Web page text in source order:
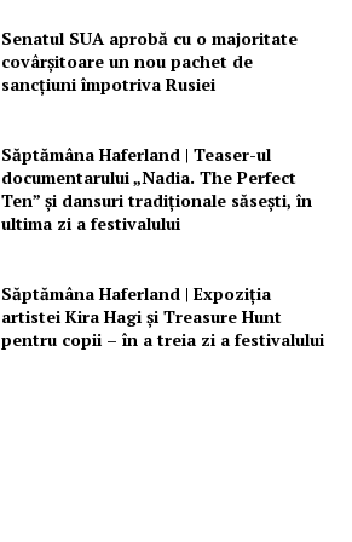
Senatul SUA aprobă cu o majoritate
covârșitoare un nou pachet de
sancțiuni împotriva Rusiei
Săptămâna Haferland | Teaser-ul
documentarului „Nadia. The Perfect
Ten” şi dansuri tradiţionale săseşti, în
ultima zi a festivalului
Săptămâna Haferland | Expoziţia
artistei Kira Hagi şi Treasure Hunt
pentru copii – în a treia zi a festivalului